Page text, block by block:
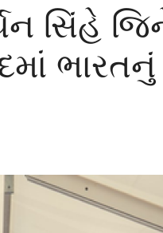
સિંહે
ભારતનું